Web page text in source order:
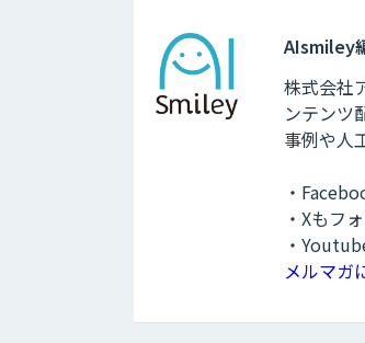
AIsmiley
株式会社
ンテンツ
事例や人
・
・Xもフ
・
メルマガ